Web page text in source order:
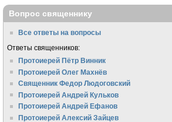
Вопрос священнику
Все ответы на вопросы
Ответы священников:
Протоиерей Пётр Винник
Протоиерей Олег Махнёв
Священник Федор Людоговский
Протоиерей Андрей Кульков
Протоиерей Андрей Ефанов
Протоиерей Алексий Зайцев